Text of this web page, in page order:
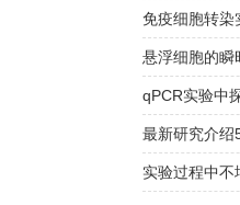
免疫细胞转染
悬浮细胞的瞬
qPCR实验中
最新研究介绍
实验过程中不